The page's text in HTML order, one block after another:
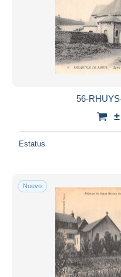
56-
Estatus
Nuevo